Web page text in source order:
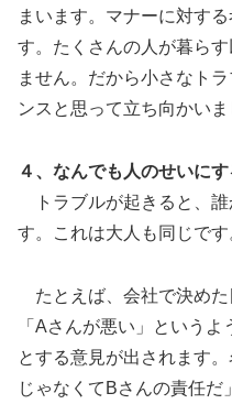
まいます。マナーに対す
す。たくさんの人が暮ら
ません。だから小さなト
ンスと思って立ち向かいま
４、なんでも人のせいに
トラブルが起きると、誰
す。これは大人も同じです
たとえば、会社で決めた
「Aさんが悪い」という
とする意見が出されます
じゃなくてBさんの責任